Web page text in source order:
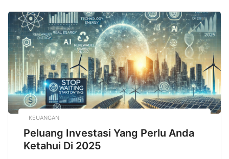
juga dikenal sebagai dapur virtual, ghost kitchen, atau
dark kitchen. Cloud Kitchen merupakan konsep bisnis
kuliner […]
KEUANGAN
Peluang Investasi Yang Perlu Anda
Ketahui Di 2025